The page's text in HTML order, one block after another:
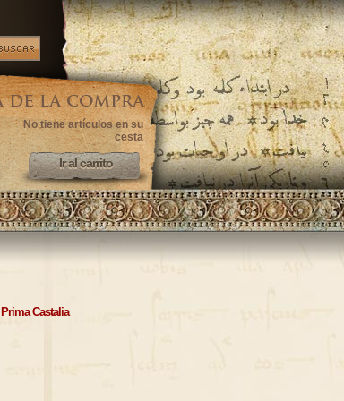
No tiene artículos en su
cesta
Ir al carrito
Ir al carrito
Castalia